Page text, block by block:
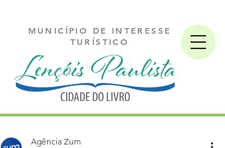
MUNICÍPIO DE INTERESSE
TURÍSTICO
Agência Zum